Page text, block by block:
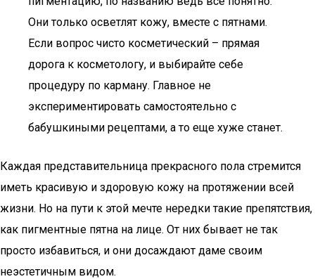
Они только осветлят кожу, вместе с пятнами.
Если вопрос чисто косметический – прямая
дорога к косметологу, и выбирайте себе
процедуру по карману. Главное не
экспериментировать самостоятельно с
бабушкиными рецептами, а то еще хуже станет.
Каждая представительница прекрасного пола стремится
иметь красивую и здоровую кожу на протяжении всей
жизни. Но на пути к этой мечте нередки такие препятствия,
как пигментные пятна на лице. От них бывает не так
просто избавиться, и они досаждают даме своим
неэстетичным видом.